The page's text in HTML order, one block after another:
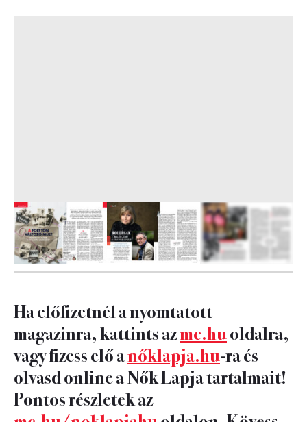
Ha előfizetnél a nyomtatott
magazinra, kattints azmc.huoldalra,
vagy fizess elő anőklapja.hu-ra és
olvasd online a Nők Lapja tartalmait!
Pontos részletek az